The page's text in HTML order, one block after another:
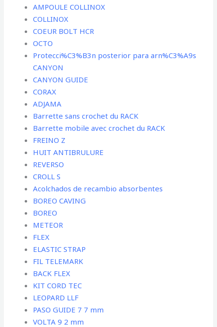
AMPOULE COLLINOX
COLLINOX
COEUR BOLT HCR
OCTO
Protecci%C3%B3n posterior para arn%C3%A9s
CANYON
CANYON GUIDE
CORAX
ADJAMA
Barrette sans crochet du RACK
Barrette mobile avec crochet du RACK
FREINO Z
HUIT ANTIBRULURE
REVERSO
CROLL S
Acolchados de recambio absorbentes
BOREO CAVING
BOREO
METEOR
FLEX
ELASTIC STRAP
FIL TELEMARK
BACK FLEX
KIT CORD TEC
LEOPARD LLF
PASO GUIDE 7 7 mm
VOLTA 9 2 mm